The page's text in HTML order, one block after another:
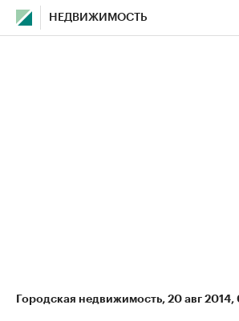
НЕДВИЖИМОСТЬ
Городская недвижимость⁠, 20 авг 2014,